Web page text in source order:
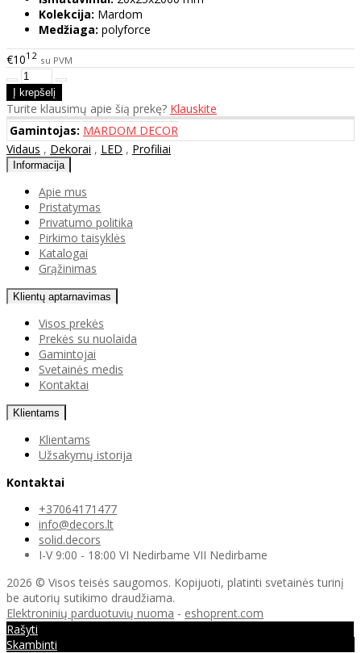
Kolekcija: Mardom
Medžiaga: polyforce
€1012 su PVM
Turite klausimų apie šią prekę? Klauskite
Gamintojas: MARDOM DECOR
Vidaus , Dekorai , LED , Profiliai
Informacija
Apie mus
Pristatymas
Privatumo politika
Pirkimo taisyklės
Katalogai
Grąžinimas
Klientų aptarnavimas
Visos prekės
Prekės su nuolaida
Gamintojai
Svetainės medis
Kontaktai
Klientams
Klientams
Užsakymų istorija
Kontaktai
+37064171477
info@decors.lt
solid.decors
I-V 9:00 - 18:00 VI Nedirbame VII Nedirbame
2026 © Visos teisės saugomos. Kopijuoti, platinti svetainės turinį
be autorių sutikimo draudžiama.
Elektroninių parduotuvių nuoma - eshoprent.com
Rašyti
Skambinti